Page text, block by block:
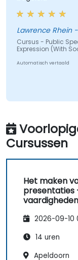
Lawrence Rhein -
Cursus - Public
Expression (With
Automatisch vertaald
Cursussen
Het maken
presentaties
vaardigheden
2026-09-10
14 uren
Apeldoorn